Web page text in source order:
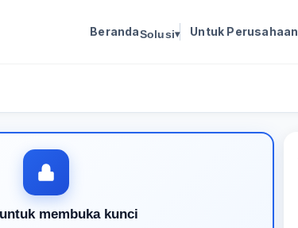
BerandaSolusi▾ Untuk Perusahaan
membuka kunci